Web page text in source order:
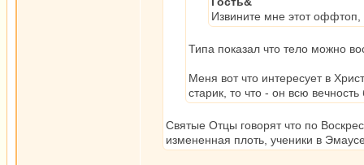
Извините мне этот
Типа показал что тело можно
Меня вот что интересует в
старик, то что - он всю вечность
Святые Отцы говорят что по
измененная плоть, ученики в